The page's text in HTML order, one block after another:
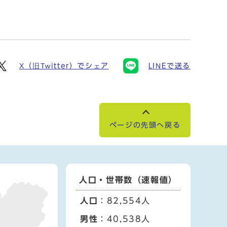
X（旧Twitter）でシェア LINEで送る
ページの先頭へ戻る
人口・世帯数（速報値）
人口 ：82,554人
男性 ：40,538人